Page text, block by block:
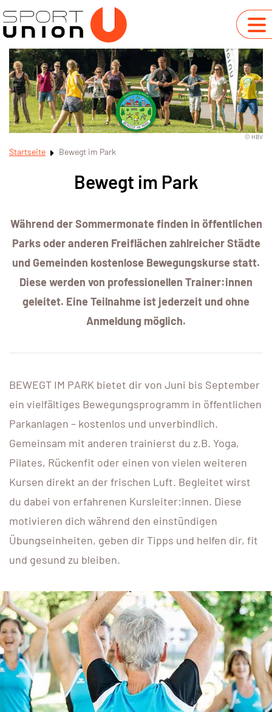
© HBV
Startseite Bewegt im Park
Bewegt im Park
Während der Sommermonate finden in öffentlichen
Parks oder anderen Freiflächen zahlreicher Städte
und Gemeinden kostenlose Bewegungskurse statt.
Diese werden von professionellen Trainer:innen
geleitet. Eine Teilnahme ist jederzeit und ohne
Anmeldung möglich.
BEWEGT IM PARK bietet dir von Juni bis September
ein vielfältiges Bewegungsprogramm in öffentlichen
Parkanlagen – kostenlos und unverbindlich.
Gemeinsam mit anderen trainierst du z.B. Yoga,
Pilates, Rückenfit oder einen von vielen weiteren
Kursen direkt an der frischen Luft. Begleitet wirst
du dabei von erfahrenen Kursleiter:innen. Diese
motivieren dich während den einstündigen
Übungseinheiten, geben dir Tipps und helfen dir, fit
und gesund zu bleiben.